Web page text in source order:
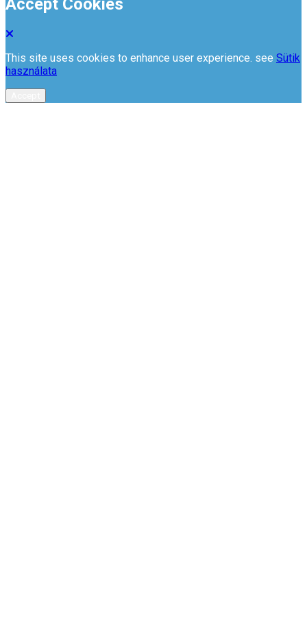
Accept Cookies
This site uses cookies to enhance user experience. see Sütik
használata